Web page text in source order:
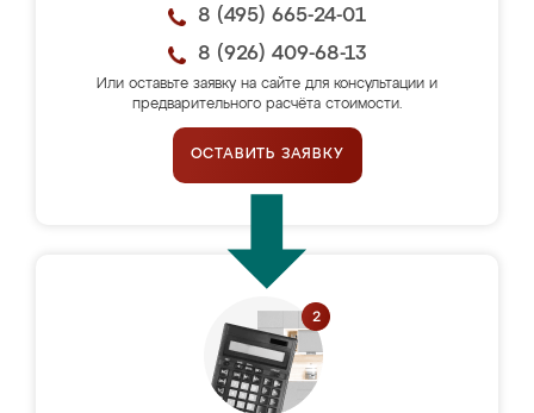
8 (495) 665-24-01
8 (926) 409-68-13
Или оставьте заявку на сайте для консультации и
предварительного расчёта стоимости.
ОСТАВИТЬ ЗАЯВКУ